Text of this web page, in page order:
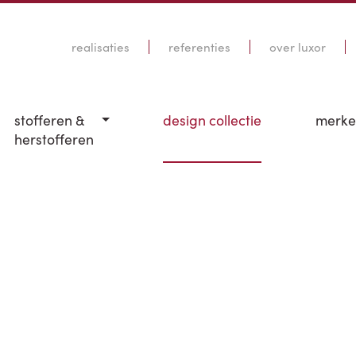
realisaties referenties over luxor
stofferen &
herstofferen
design collectie